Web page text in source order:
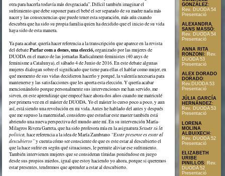
otra para hacerla todavía más desgraciada”. Difícil también imaginar el
sufrimiento que debe suponer para el bebé el ser separado de su madre nada más
nacer y las consecuencias que puede tener esta separación, más aún cuando
descubra que ha sido su propia familia quien ha decidido que el inicio de su vida
haya sido de esta manera.
Ya para acabar, quería hacer referencia a la transcripción que aparece en la revista
del debateParlar com a dones, una elecció,organizado por las mujeres de
DUODA en el marco de las jornadas Radicalment-feministes (40 anys de
feminisme a Catalunya), el sábado 4 de Junio de 2016. En este debate algunas
mujeres dialogan sobre el significado que tiene para ellas el hablar como mujer, en
qué momento de sus vidas decidieron hacerlo y porqué, la valentía necesaria para
mantenerse y las satisfacciones que les aporta esta elección. Y quería acabar
mencionándolo porque personalmente sus intervenciones me han servido, me
sirven, en este aprendizaje que empecé hace ahora dos años cuando me matriculé
por primera vez en el máster de DUODA. Yo el máster lo curso poco a poco, y aun
así, está siendo una revolución en mi vida. Antes he hablado del antes y después
que me supuso la maternidad, considero que estudiar este master también está
abriendo una nueva perspectiva del mundo ante mí. En su intervención María-
Milagros Rivera Garreta, que ha sido profesora mía en la asignaturaSexuar tú la
política,hace referencia a la idea de María Zambrano “Estar presente es estar al
descubierto”y cuenta cómo ser consciente de que es este estar al descubierto el
que la hace sufrir en según qué situaciones, le permite aliviar ese sufrimiento.
También intervienen mujeres que se consideran tímidas poniéndose en juego
desde sus propios miedos, igual que estoy haciendo yo ahora, porque si queremos
estar presentes, tendremos que aprender a estar al descubierto.
GONZÁLEZ:
Rev. DUODA 54
Presentació
ALEXANDRA
SANS MASSÓ:
Rev. DUODA 54
Presentació
ANNA RITA
RONZONI : Rev.
DUODA 53
Presentació
ALEX DORADO
DORADO:
Rev.DUODA 53
Presentació
JÚLIA GARCÍA
HERNÁNDEZ:
Rev. DUODA 53
Presentació
LORENA
MOLINA
ALBUIXECH :
Rev. DUODA 52
Presentació
ELIZABETH
URIBE
PINILLOS: Rev.
DUODA 52
Presentació